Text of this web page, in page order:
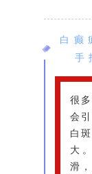
白癫
手
很
会
白
大
滑